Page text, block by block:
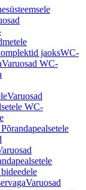
jaoksWC-
Varuosad WC-
Varuosad
WC-
Varuosad